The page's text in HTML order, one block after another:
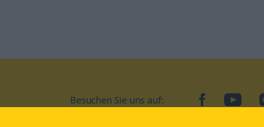
Besuchen Sie uns auf: facebookYouTube